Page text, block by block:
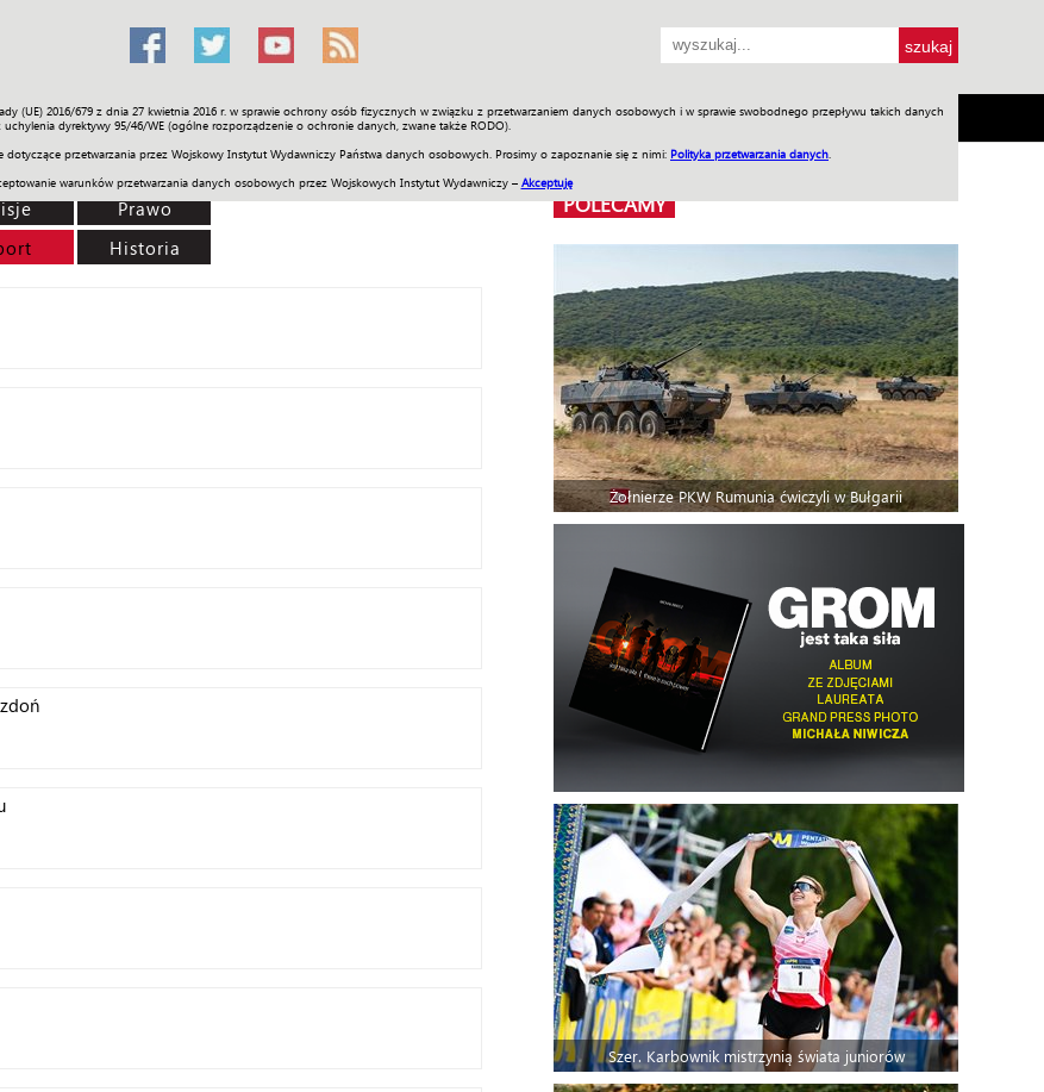
(UE) 2016/679 z dnia 27 kwietnia 2016 r. w sprawie ochrony osób fizycznych w związku z przetwarzaniem danych osobowych i w sprawie swobodnego przepływu takich danych
uchylenia dyrektywy 95/46/WE (ogólne rozporządzenie o ochronie danych, zwane także RODO).
przetwarzania przez Wojskowy Instytut Wydawniczy Państwa danych osobowych. Prosimy o zapoznanie się z nimi: Polityka przetwarzania danych
warunków przetwarzania danych osobowych przez Wojskowych Instytut Wydawniczy – Akceptuję
Społeczność Sport Historia Galerie Wideo ENGLISH SKLEP Jednodniówki Praca w WIW
Prawo
Historia
POLECAMY
Żołnierze PKW Rumunia ćwiczyli w Bułgarii
Szer. Karbownik mistrzynią świata juniorów